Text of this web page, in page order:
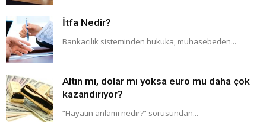
İtfa Nedir?
Bankacılık sisteminden hukuka, muhasebeden...
Altın mı, dolar mı yoksa euro mu daha çok
kazandırıyor?
“Hayatın anlamı nedir?” sorusundan...